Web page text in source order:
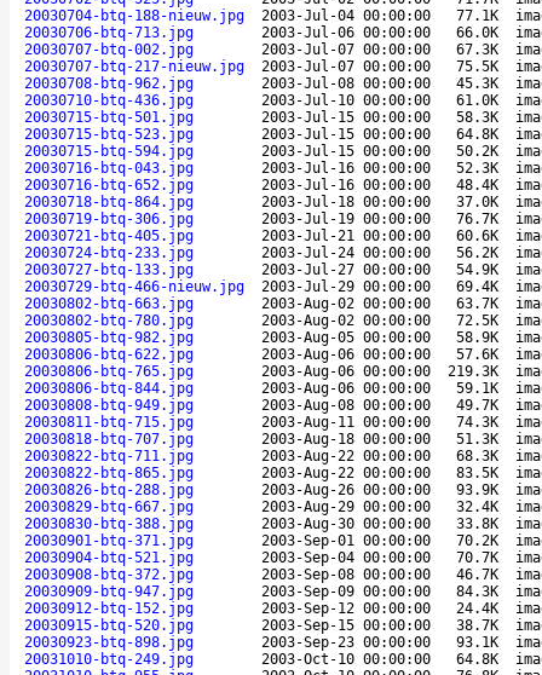
20030704-btq-188-nieuw.jpg
2003-Jul-04 00:00:00 77.1K
20030706-btq-713.jpg
2003-Jul-06 00:00:00 66.0K
20030707-btq-002.jpg
2003-Jul-07 00:00:00 67.3K
20030707-btq-217-nieuw.jpg
2003-Jul-07 00:00:00 75.5K
20030708-btq-962.jpg
2003-Jul-08 00:00:00 45.3K
20030710-btq-436.jpg
2003-Jul-10 00:00:00 61.0K
20030715-btq-501.jpg
2003-Jul-15 00:00:00 58.3K
20030715-btq-523.jpg
2003-Jul-15 00:00:00 64.8K
20030715-btq-594.jpg
2003-Jul-15 00:00:00 50.2K
20030716-btq-043.jpg
2003-Jul-16 00:00:00 52.3K
20030716-btq-652.jpg
2003-Jul-16 00:00:00 48.4K
20030718-btq-864.jpg
2003-Jul-18 00:00:00 37.0K
20030719-btq-306.jpg
2003-Jul-19 00:00:00 76.7K
20030721-btq-405.jpg
2003-Jul-21 00:00:00 60.6K
20030724-btq-233.jpg
2003-Jul-24 00:00:00 56.2K
20030727-btq-133.jpg
2003-Jul-27 00:00:00 54.9K
20030729-btq-466-nieuw.jpg
2003-Jul-29 00:00:00 69.4K
20030802-btq-663.jpg
2003-Aug-02 00:00:00 63.7K
20030802-btq-780.jpg
2003-Aug-02 00:00:00 72.5K
20030805-btq-982.jpg
2003-Aug-05 00:00:00 58.9K
20030806-btq-622.jpg
2003-Aug-06 00:00:00 57.6K
20030806-btq-765.jpg
2003-Aug-06 00:00:00 219.3K
20030806-btq-844.jpg
2003-Aug-06 00:00:00 59.1K
20030808-btq-949.jpg
2003-Aug-08 00:00:00 49.7K
20030811-btq-715.jpg
2003-Aug-11 00:00:00 74.3K
20030818-btq-707.jpg
2003-Aug-18 00:00:00 51.3K
20030822-btq-711.jpg
2003-Aug-22 00:00:00 68.3K
20030822-btq-865.jpg
2003-Aug-22 00:00:00 83.5K
20030826-btq-288.jpg
2003-Aug-26 00:00:00 93.9K
20030829-btq-667.jpg
2003-Aug-29 00:00:00 32.4K
20030830-btq-388.jpg
2003-Aug-30 00:00:00 33.8K
20030901-btq-371.jpg
2003-Sep-01 00:00:00 70.2K
20030904-btq-521.jpg
2003-Sep-04 00:00:00 70.7K
20030908-btq-372.jpg
2003-Sep-08 00:00:00 46.7K
20030909-btq-947.jpg
2003-Sep-09 00:00:00 84.3K
20030912-btq-152.jpg
2003-Sep-12 00:00:00 24.4K
20030915-btq-520.jpg
2003-Sep-15 00:00:00 38.7K
20030923-btq-898.jpg
2003-Sep-23 00:00:00 93.1K
20031010-btq-249.jpg
2003-Oct-10 00:00:00 64.8K